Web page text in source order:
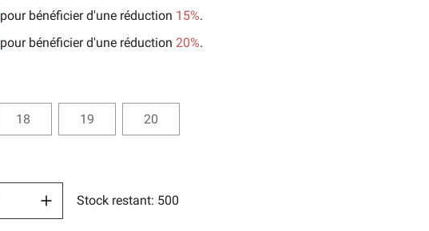
🧿Série Magie Ancienne🧿
pour bénéficier d'une réduction 15%.
pour bénéficier d'une réduction 20%.
18 19 20
Stock restant: 500